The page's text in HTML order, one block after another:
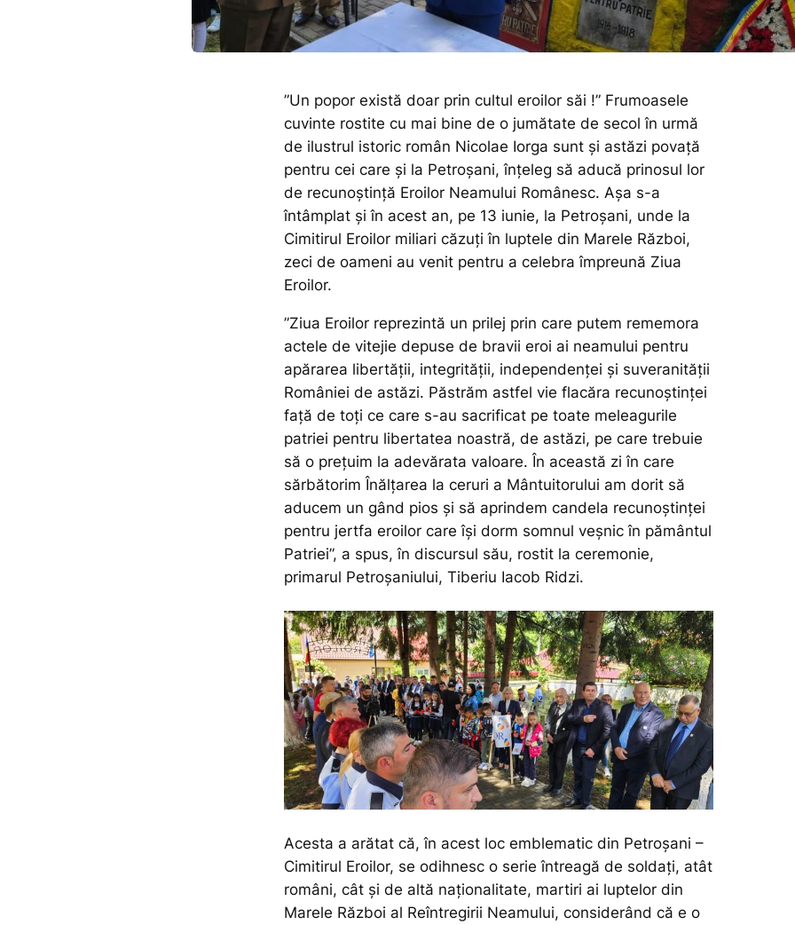
”Un popor există doar prin cultul eroilor săi !” Frumoasele
cuvinte rostite cu mai bine de o jumătate de secol în urmă
de ilustrul istoric român Nicolae Iorga sunt și astăzi povață
pentru cei care și la Petroșani, înțeleg să aducă prinosul lor
de recunoștință Eroilor Neamului Românesc. Așa s-a
întâmplat și în acest an, pe 13 iunie, la Petroșani, unde la
Cimitirul Eroilor miliari căzuți în luptele din Marele Război,
zeci de oameni au venit pentru a celebra împreună Ziua
Eroilor.
”Ziua Eroilor reprezintă un prilej prin care putem rememora
actele de vitejie depuse de bravii eroi ai neamului pentru
apărarea libertății, integrității, independenței și suveranității
României de astăzi. Păstrăm astfel vie flacăra recunoștinței
față de toți ce care s-au sacrificat pe toate meleagurile
patriei pentru libertatea noastră, de astăzi, pe care trebuie
să o prețuim la adevărata valoare. În această zi în care
sărbătorim Înălţarea la ceruri a Mântuitorului am dorit să
aducem un gând pios şi să aprindem candela recunoştinţei
pentru jertfa eroilor care îşi dorm somnul veşnic în pământul
Patriei”, a spus, în discursul său, rostit la ceremonie,
primarul Petroșaniului, Tiberiu Iacob Ridzi.
Acesta a arătat că, în acest loc emblematic din Petroșani –
Cimitirul Eroilor, se odihnesc o serie întreagă de soldaţi, atât
români, cât şi de altă naţionalitate, martiri ai luptelor din
Marele Război al Reîntregirii Neamului, considerând că e o